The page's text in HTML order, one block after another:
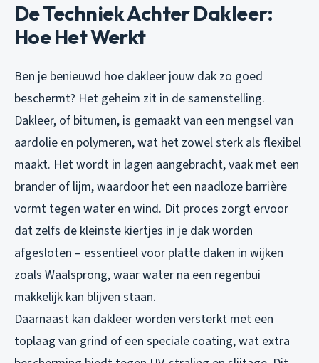
De Techniek Achter Dakleer:
Hoe Het Werkt
Ben je benieuwd hoe dakleer jouw dak zo goed
beschermt? Het geheim zit in de samenstelling.
Dakleer, of bitumen, is gemaakt van een mengsel van
aardolie en polymeren, wat het zowel sterk als flexibel
maakt. Het wordt in lagen aangebracht, vaak met een
brander of lijm, waardoor het een naadloze barrière
vormt tegen water en wind. Dit proces zorgt ervoor
dat zelfs de kleinste kiertjes in je dak worden
afgesloten – essentieel voor platte daken in wijken
zoals Waalsprong, waar water na een regenbui
makkelijk kan blijven staan.
Daarnaast kan dakleer worden versterkt met een
toplaag van grind of een speciale coating, wat extra